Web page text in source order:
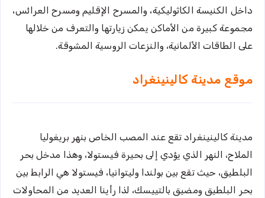
داخل الكنيسة الكاثوليكية، والمسرح الإقليم ومسرح العرائس،
مجموعة كبيرة من الأماكن يمكن زيارتها والتعرف من خلالها
على الطاقات الألمانية، والنزعات الروسية المشوقة.
موقع مدينة كالينينغراد
مدينة كالينينغراد تقع عند المصب الخاص بنهر بريغوليا
الملاح، النهر الذي يؤدي إلى بحيرة فيستولا، وهذا مدخل بحر
البلطيق، حيث تقع بين بولندا وليتوانيا، فيستولا هي الرابط بين
بحر البلطيق ومضيق بالتييسك، لذا رأينا العديد من المحاولات